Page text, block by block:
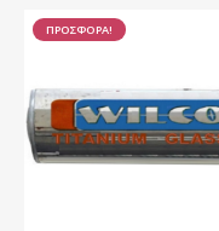
ΠΡΟΣΦΟΡΑ!